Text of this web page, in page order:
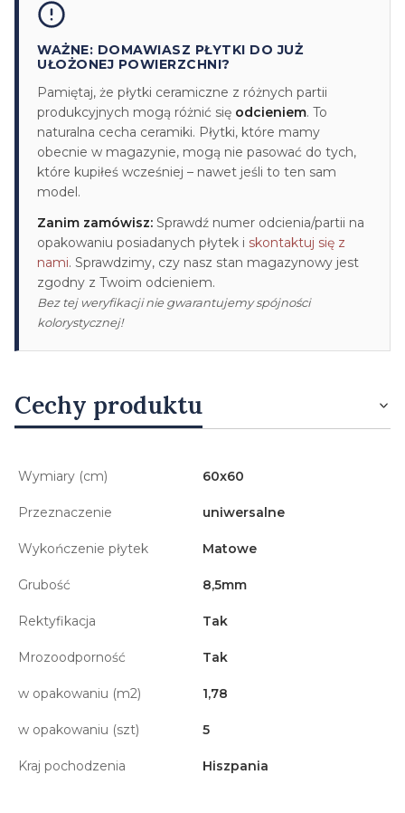
WAŻNE: DOMAWIASZ PŁYTKI DO JUŻ
UŁOŻONEJ POWIERZCHNI?
Pamiętaj, że płytki ceramiczne z różnych partii
produkcyjnych mogą różnić się odcieniem. To
naturalna cecha ceramiki. Płytki, które mamy
obecnie w magazynie, mogą nie pasować do tych,
które kupiłeś wcześniej – nawet jeśli to ten sam
model.
Zanim zamówisz: Sprawdź numer odcienia/partii na
opakowaniu posiadanych płytek i skontaktuj się z
nami. Sprawdzimy, czy nasz stan magazynowy jest
zgodny z Twoim odcieniem.
Bez tej weryfikacji nie gwarantujemy spójności
kolorystycznej!
Cechy produktu
Wymiary (cm) 60x60
Przeznaczenie uniwersalne
Wykończenie płytek Matowe
Grubość 8,5mm
Rektyfikacja Tak
Mrozoodporność Tak
w opakowaniu (m2) 1,78
w opakowaniu (szt) 5
Kraj pochodzenia Hiszpania